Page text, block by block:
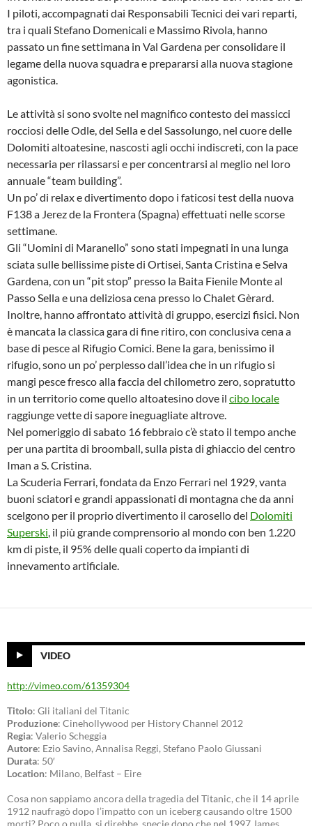
I piloti, accompagnati dai Responsabili Tecnici dei vari reparti,
tra i quali Stefano Domenicali e Massimo Rivola, hanno
passato un fine settimana in Val Gardena per consolidare il
legame della nuova squadra e prepararsi alla nuova stagione
agonistica.
Le attività si sono svolte nel magnifico contesto dei massicci
rocciosi delle Odle, del Sella e del Sassolungo, nel cuore delle
Dolomiti altoatesine, nascosti agli occhi indiscreti, con la pace
necessaria per rilassarsi e per concentrarsi al meglio nel loro
annuale “team building”.
Un po’ di relax e divertimento dopo i faticosi test della nuova
F138 a Jerez de la Frontera (Spagna) effettuati nelle scorse
settimane.
Gli “Uomini di Maranello” sono stati impegnati in una lunga
sciata sulle bellissime piste di Ortisei, Santa Cristina e Selva
Gardena, con un “pit stop” presso la Baita Fienile Monte al
Passo Sella e una deliziosa cena presso lo Chalet Gèrard.
Inoltre, hanno affrontato attività di gruppo, esercizi fisici. Non
è mancata la classica gara di fine ritiro, con conclusiva cena a
base di pesce al Rifugio Comici. Bene la gara, benissimo il
rifugio, sono un po’ perplesso dall’idea che in un rifugio si
mangi pesce fresco alla faccia del chilometro zero, sopratutto
in un territorio come quello altoatesino dove il cibo locale
raggiunge vette di sapore ineguagliate altrove.
Nel pomeriggio di sabato 16 febbraio c’è stato il tempo anche
per una partita di broomball, sulla pista di ghiaccio del centro
Iman a S. Cristina.
La Scuderia Ferrari, fondata da Enzo Ferrari nel 1929, vanta
buoni sciatori e grandi appassionati di montagna che da anni
scelgono per il proprio divertimento il carosello del Dolomiti
Superski, il più grande comprensorio al mondo con ben 1.220
km di piste, il 95% delle quali coperto da impianti di
innevamento artificiale.
VIDEO
http://vimeo.com/61359304
Titolo: Gli italiani del Titanic
Produzione: Cinehollywood per History Channel 2012
Regia: Valerio Scheggia
Autore: Ezio Savino, Annalisa Reggi, Stefano Paolo Giussani
Durata: 50′
Location: Milano, Belfast – Eire
Cosa non sappiamo ancora della tragedia del Titanic, che il 14 aprile
1912 naufragò dopo l’impatto con un iceberg causando oltre 1500
morti? Poco o nulla, si direbbe, specie dopo che nel 1997 James